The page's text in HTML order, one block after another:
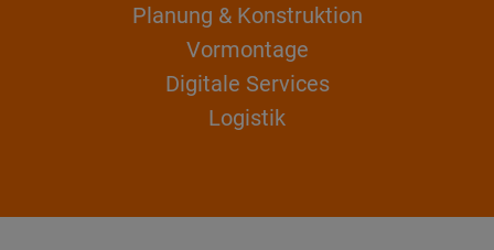
Planung & Konstruktion
Vormontage
Digitale Services
Logistik